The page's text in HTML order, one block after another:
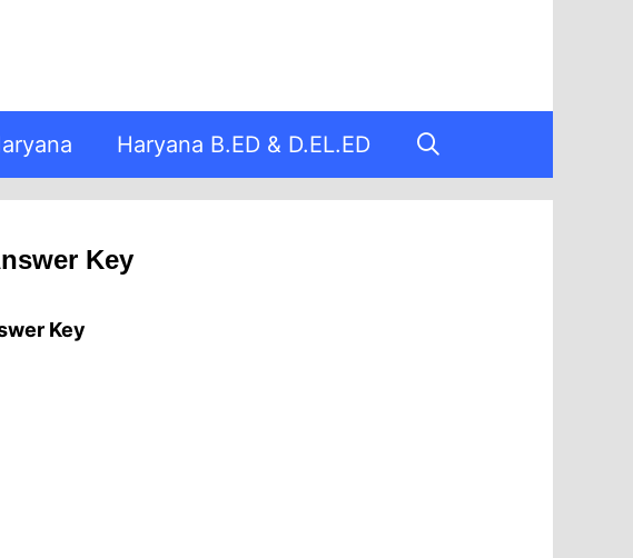
Haryana B.ED & D.EL.ED
Key
Key